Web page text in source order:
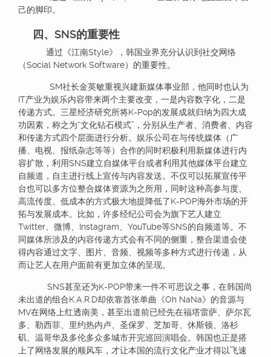
己的脚印。
四、SNS的重要性
通过《江南Style》，韩国业界充分认识到社交网络
（Social Network Software）的重要性。
SM社长金英敏重视兴建新媒体事业部，他同时也认为
IT产业为娱乐内容带来两个主要改变，一是内容数字化，二是
传递方式。三星经济研究所将K-Pop的发展成就归纳为四大成
功因素，称之为“文化钻石模式”，分别从生产者、消费者、内容
和传递方式四个层面进行分析。娱乐公司在与传统媒体（广
播、电视、报纸杂志等等）合作的同时积极利用新媒体进行内
容扩散，利用SNS建立自媒体平台或者利用其他媒体平台建立
自频道，自主进行线上宣传与内容发送。不仅可以拓展宣传平
台也可以多方位整合媒体资源为之所用，同时这种高参与度、
高流传度、低成本的方式极大地提降低了K-POP海外市场的开
拓与发展成本。比如，许多经纪公司会为旗下艺人建立
Twitter、微博、Instagram、YouTube等SNS的自频道等。不
同媒体所涉及的内容传递方式会有不同的侧重，整合渠道会使
得内容通过文字、图片、音频、视频等多种方式进行传递，从
而让艺人在用户面前有更加立体的呈现。
SNS甚至还为K-POP带来一件不可思议之事，在韩国尚
未出道的组合K.A.R.D却依靠首张单曲《Oh NaNa》的音源与
MV在网络上红透南美，甚至出道前已经先在福塔雷萨、萨尔瓦
多、勒西菲、里约热内卢、圣保罗、芝加哥、休斯顿、洛杉
矶、温哥华及多伦多众多城市开完巡回演唱会。韩国也正是搭
上了网络发展的顺风车，才让本国的流行文化产业才得以飞速